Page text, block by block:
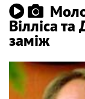
Вілліса
заміж